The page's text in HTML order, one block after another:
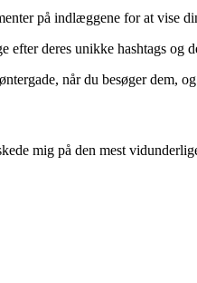
på indlæggene for at vise
efter deres unikke hashtags og
når du besøger dem,
mig på den mest